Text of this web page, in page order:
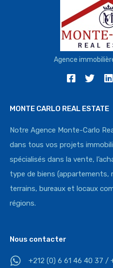
Agence
MONTE CARLO REAL ESTATE
Notre Agence Monte-Carlo
dans tous vos projets
spécialisés dans la vente,
type de biens (appartements,
terrains, bureaux et locaux
régions.
Nous contacter
+212 (0) 6 61 46 40 37 /